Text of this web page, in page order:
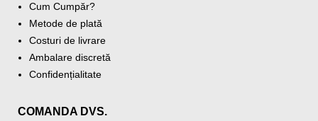
Cum Cumpăr?
Metode de plată
Costuri de livrare
Ambalare discretă
Confidențialitate
COMANDA DVS.